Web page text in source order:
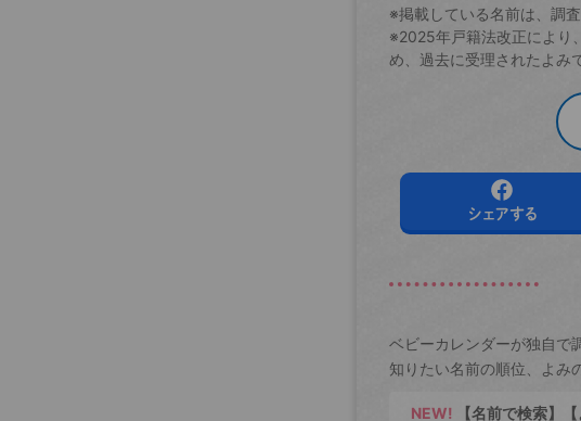
※掲載している名前は、調
※2025年戸籍法改正により
め、過去に受理されたよみ
シェアする
ベビーカレンダーが独自で
知りたい名前の順位、よみ
NEW! 【名前で検索】